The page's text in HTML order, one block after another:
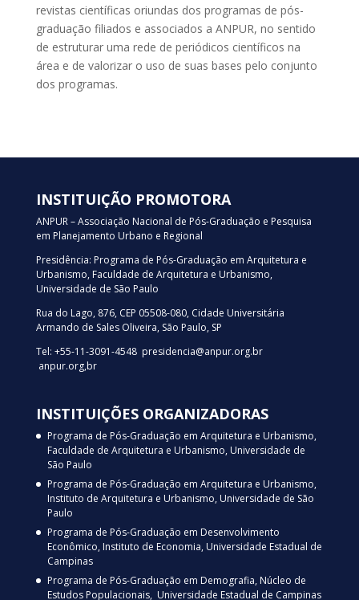
revistas científicas oriundas dos programas de pós-
graduação filiados e associados a ANPUR, no sentido
de estruturar uma rede de periódicos científicos na
área e de valorizar o uso de suas bases pelo conjunto
dos programas.
INSTITUIÇÃO PROMOTORA
ANPUR – Associação Nacional de Pós-Graduação e Pesquisa
em Planejamento Urbano e Regional
Presidência: Programa de Pós-Graduação em Arquitetura e
Urbanismo, Faculdade de Arquitetura e Urbanismo,
Universidade de São Paulo
Rua do Lago, 876, CEP 05508-080, Cidade Universitária
Armando de Sales Oliveira, São Paulo, SP
Tel: +55-11-3091-4548 presidencia@anpur.org.br
anpur.org,br
INSTITUIÇÕES ORGANIZADORAS
Programa de Pós-Graduação em Arquitetura e Urbanismo,
Faculdade de Arquitetura e Urbanismo, Universidade de
São Paulo
Programa de Pós-Graduação em Arquitetura e Urbanismo,
Instituto de Arquitetura e Urbanismo, Universidade de São
Paulo
Programa de Pós-Graduação em Desenvolvimento
Econômico, Instituto de Economia, Universidade Estadual de
Campinas
Programa de Pós-Graduação em Demografia, Núcleo de
Estudos Populacionais, Universidade Estadual de Campinas